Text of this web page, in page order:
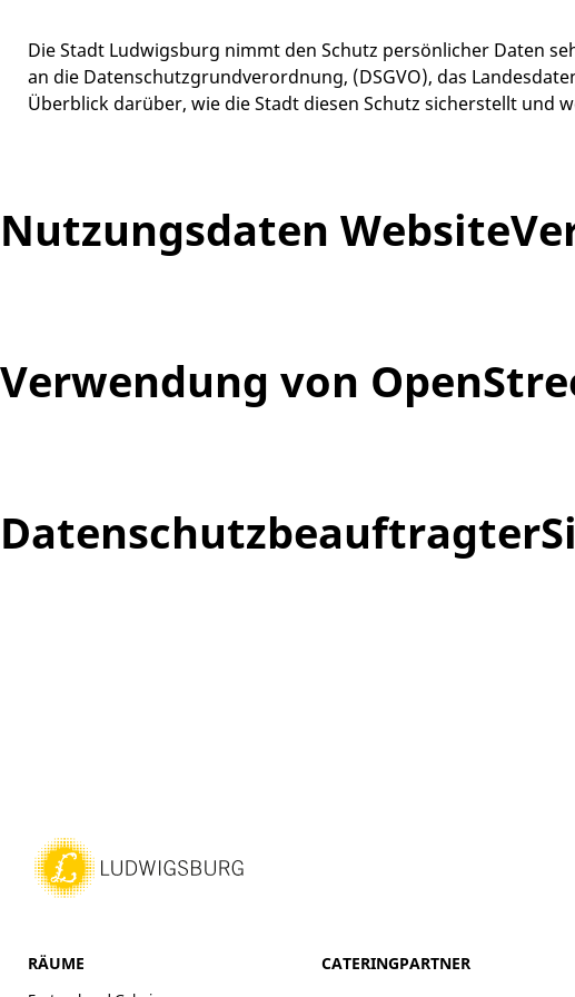
Die Stadt Ludwigsburg nimmt den Schutz persönlicher Daten
an die Datenschutzgrundverordnung, (DSGVO), das
Überblick darüber, wie die Stadt diesen Schutz sicherstellt und
Nutzungsdaten Website
Verwendung von
Datenschutzbeauftragter
RÄUME CATERINGPARTNER